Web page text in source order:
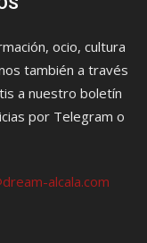
ocio, cultura
también a través
a nuestro boletín
por Telegram o
alcala.com